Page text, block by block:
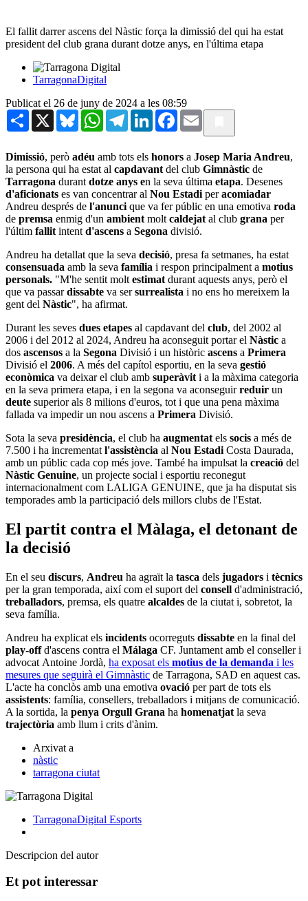
El fallit darrer ascens del Nàstic força la dimissió del qui ha estat
president del club grana durant dotze anys, en l'última etapa
TarragonaDigital
Publicat el 26 de juny de 2024 a les 08:59
Share X BlueskyWhatsAppTelegramLinkedInFacebook
Email
Dimissió, però adéu amb tots els honors a Josep Maria Andreu,
la persona qui ha estat al capdavant del club Gimnàstic de
Tarragona durant dotze anys en la seva última etapa. Desenes
d'aficionats es van concentrar al Nou Estadi peracomiadar
Andreu després de l'anunci que va fer públic en una emotiva roda
de premsa enmig d'un ambient molt caldejat al club grana per
l'últim fallit intent d'ascens a Segona divisió.
Andreu ha detallat que la seva decisió, presa fa setmanes, ha estat
consensuada amb la seva família i respon principalment a motius
personals. "M'he sentit molt estimat durant aquests anys, però el
que va passardissabte va sersurrealista i no ens ho mereixem la
gent del Nàstic", ha afirmat.
Durant les seves dues etapes al capdavant del club, del 2002 al
2006 i del 2012 al 2024, Andreu ha aconseguit portar el Nàstic a
dos ascensos a la Segona Divisió i un històric ascens a Primera
Divisió el 2006. A més del capítol esportiu, en la seva gestió
econòmica va deixar el club amb superàvit i a la màxima categoria
en la seva primera etapa, i en la segona va aconseguirreduir un
deute superior als 8 milions d'euros, tot i que una pena màxima
fallada va impedir un nou ascens a Primera Divisió.
Sota la seva presidència, el club ha augmentat els socis a més de
7.500 i ha incrementat l'assistència al Nou Estadi Costa Daurada,
amb un públic cada cop més jove. També ha impulsat la creació del
Nàstic Genuine, un projecte social i esportiu reconegut
internacionalment com LALIGA GENUINE, que ja ha disputat sis
temporades amb la participació dels millors clubs de l'Estat.
El partit contra el Màlaga, el detonant de
la decisió
En el seu discurs, Andreu ha agraït la tasca dels jugadors i tècnics
per la gran temporada, així com el suport del consell d'administració,
treballadors, premsa, els quatre alcaldes de la ciutat i, sobretot, la
seva família.
Andreu ha explicat els incidents ocorreguts dissabte en la final del
play-offd'ascens contra el Málaga CF. Juntament amb el conseller i
advocat Antoine Jordà, ha exposat els motius de la demanda i les
mesures que seguirà el Gimnàstic de Tarragona, SAD en aquest cas.
L'acte ha conclòs amb una emotiva ovació per part de tots els
assistents: família, consellers, treballadors i mitjans de comunicació.
A la sortida, la penya Orgull Grana ha homenatjat la seva
trajectòria amb llum i crits d'ànim.
Arxivat a
nàstic
tarragona ciutat
TarragonaDigital Esports
Descripcion del autor
Et pot interessar